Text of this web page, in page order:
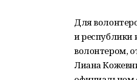
Для
и республики
волонтером,
Лиана